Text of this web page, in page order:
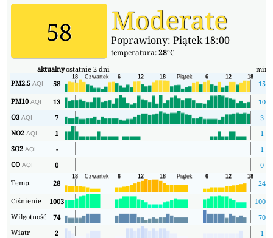
58 Moderate
Poprawiony: Piątek 18:00
temperatura:28°C
aktualnyostatnie 2 dni min
PM2.5AQI 58
15
PM10AQI 13
10
O3AQI 7
3
NO2AQI 1
1
SO2AQI -
1
COAQI 0
0
Temp.
28
24
Ciśnienie
1003 1002
Wilgotność
74
70
Wiatr
2 1